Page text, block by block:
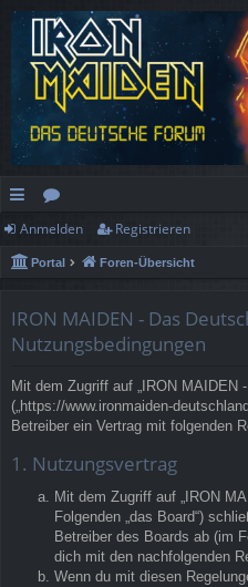
ch
ne
ug
rif
f
or
en
Anmelden Registrieren
Portal Foren-Übersicht
IRON MAIDEN - Das
Nutzungsbedingungen
Mit dem Zugriff auf „IRON MAIDEN
(„https://www.ironmaiden-
Betreiber ein Vertrag mit folgenden
1. Nutzungsvertrag
Mit dem Zugriff auf „IRON
Folgenden „das Board“)
Betreiber des Boards ab (im
dich mit den nachfolgenden
Wenn du mit diesen